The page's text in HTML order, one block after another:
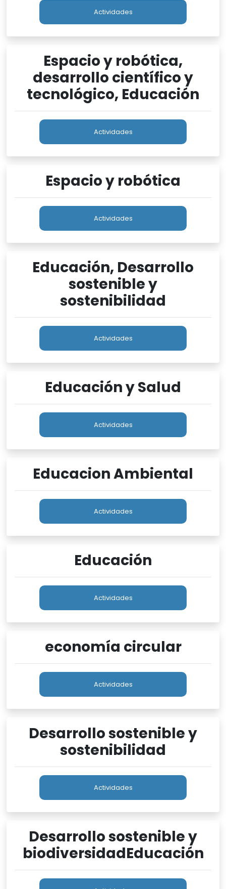
Actividades
Espacio y robótica,
desarrollo científico y
tecnológico, Educación
Actividades
Espacio y robótica
Actividades
Educación, Desarrollo
sostenible y
sostenibilidad
Actividades
Educación y Salud
Actividades
Educacion Ambiental
Actividades
Educación
Actividades
economía circular
Actividades
Desarrollo sostenible y
sostenibilidad
Actividades
Desarrollo sostenible y
biodiversidadEducación